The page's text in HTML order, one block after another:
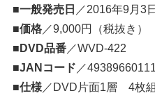
■一般発売日 ／2016年9月3
■価格 ／9,000円（税抜き）
■DVD品番 ／WVD-422
■JANコード ／
■仕様 ／DVD片面1層 4枚